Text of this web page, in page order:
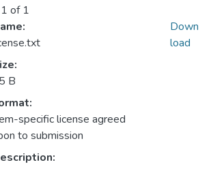
of 1
B
specific license agreed
to submission
Down
load